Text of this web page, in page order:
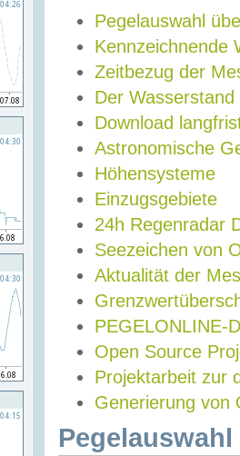
Pegelauswahl
Kennzeichnende
Zeitbezug der
Der Wasserstand
Download
Astronomische
Höhensysteme
Einzugsgebiete
24h Regenradar
Seezeichen von
Aktualität der
PEGELONLINE-
Open Source
Projektarbeit zur
Generierung von